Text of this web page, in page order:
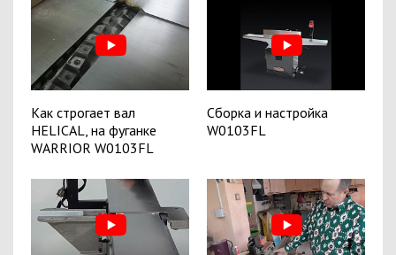
Как строгает вал
HELICAL, на фуганке
WARRIOR W0103FL
Сборка и настройка
W0103FL